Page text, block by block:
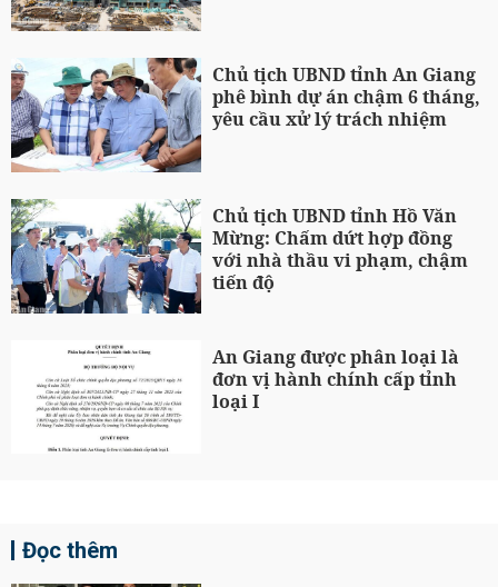
Chủ tịch UBND tỉnh An Giang
phê bình dự án chậm 6 tháng,
yêu cầu xử lý trách nhiệm
Chủ tịch UBND tỉnh Hồ Văn
Mừng: Chấm dứt hợp đồng
với nhà thầu vi phạm, chậm
tiến độ
An Giang được phân loại là
đơn vị hành chính cấp tỉnh
loại I
Đọc thêm